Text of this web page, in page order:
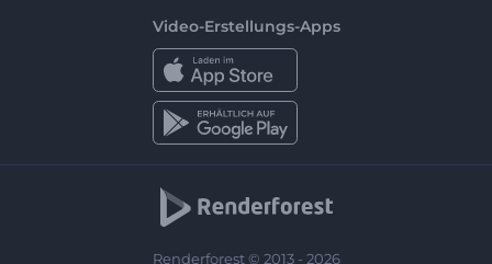
Video-Erstellungs-Apps
Renderforest © 2013 - 2026